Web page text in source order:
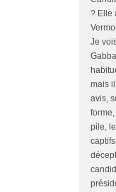
? Elle
Je
mais
avis,
pile,